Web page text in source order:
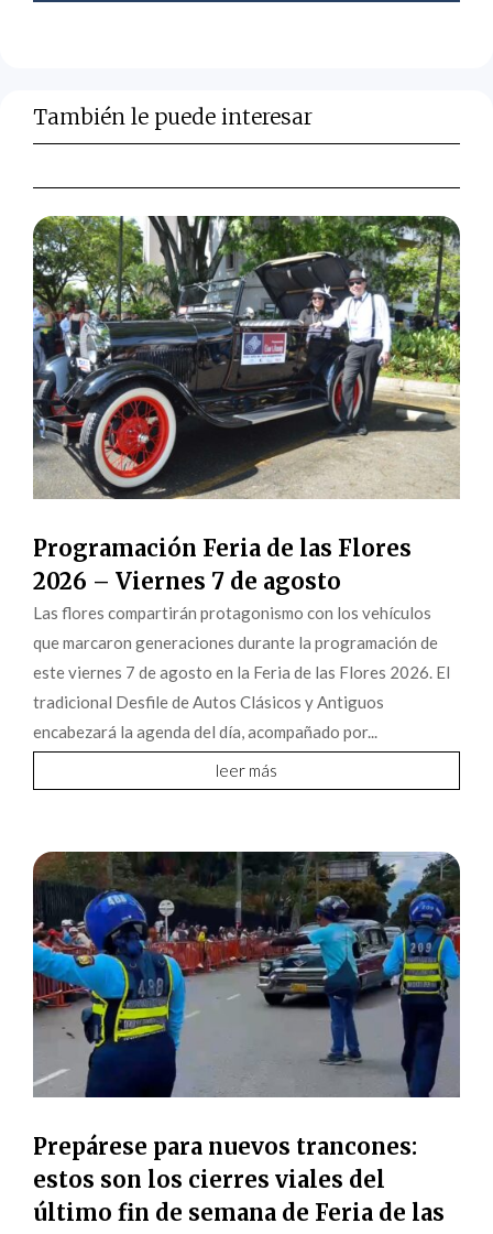
También le puede interesar
Programación Feria de las Flores
2026 – Viernes 7 de agosto
Las flores compartirán protagonismo con los vehículos
que marcaron generaciones durante la programación de
este viernes 7 de agosto en la Feria de las Flores 2026. El
tradicional Desfile de Autos Clásicos y Antiguos
encabezará la agenda del día, acompañado por...
leer más
Prepárese para nuevos trancones:
estos son los cierres viales del
último fin de semana de Feria de las